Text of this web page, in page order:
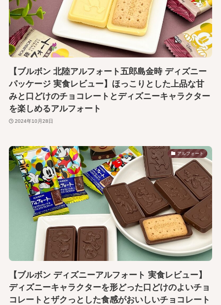
【ブルボン 北陸アルフォート五郎島金時 ディズニー
パッケージ 実食レビュー】ほっこりとした上品な甘
みと口どけのチョコレートとディズニーキャラクター
を楽しめるアルフォート
2024年10月28日
アルフォート
【ブルボン ディズニーアルフォート 実食レビュー】
ディズニーキャラクターを形どった口どけのよいチョ
コレートとザクっとした食感がおいしいチョコレート